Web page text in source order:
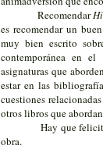
Recomendar
es recomendar un
muy bien escrito
contemporánea en
asignaturas que
estar en las
cuestiones
otros libros que
Hay que
obra.